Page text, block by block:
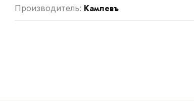
Производитель: Камлевъ